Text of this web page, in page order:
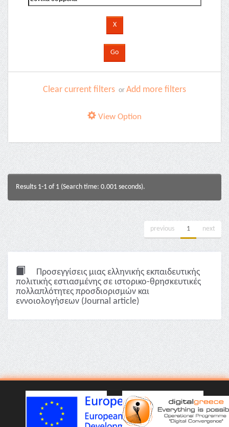
Clear current filters or Add more filters
View Option
Results 1-1 of 1 (Search time: 0.001 seconds).
previous 1 next
Προσεγγίσεις μιας ελληνικής εκπαιδευτικής
πολιτικής εστιασμένης σε ιστορικο-θρησκευτικές
πολλαπλότητες προσδιορισμών και
εννοιολογήσεων (Journal article)